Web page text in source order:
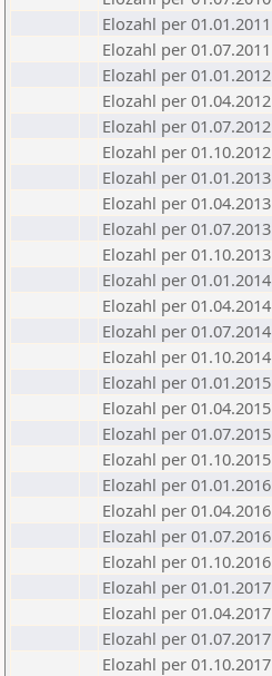
Elozahl per 01.01.2011
Elozahl per 01.07.2011
Elozahl per 01.01.2012
Elozahl per 01.04.2012
Elozahl per 01.07.2012
Elozahl per 01.10.2012
Elozahl per 01.01.2013
Elozahl per 01.04.2013
Elozahl per 01.07.2013
Elozahl per 01.10.2013
Elozahl per 01.01.2014
Elozahl per 01.04.2014
Elozahl per 01.07.2014
Elozahl per 01.10.2014
Elozahl per 01.01.2015
Elozahl per 01.04.2015
Elozahl per 01.07.2015
Elozahl per 01.10.2015
Elozahl per 01.01.2016
Elozahl per 01.04.2016
Elozahl per 01.07.2016
Elozahl per 01.10.2016
Elozahl per 01.01.2017
Elozahl per 01.04.2017
Elozahl per 01.07.2017
Elozahl per 01.10.2017